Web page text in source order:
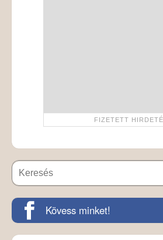
Kövess minket!